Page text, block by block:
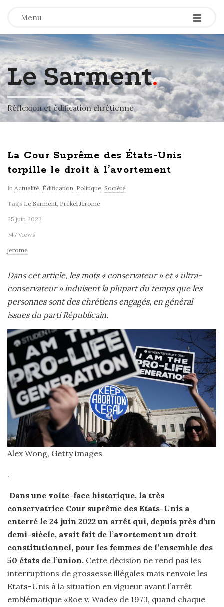
Menu -
-
-
Le Sarment.
Réflexion et édification chrétienne
La Cour Suprême des États-Unis
torpille le droit à l’avortement
In Actualité, Édification, Politique, Société
Tags Le Sarment, Prékel Jerome
25 juin 2022
747 Views
jerome
Dans cet article, les mots « conservateur » et « ultra-
conservateur » induisent la plupart du temps que les
personnes sont des chrétiens engagés, en général
issues du parti Républicain.
Alex Wong, Getty images
.
Dans une volte-face historique, la très
conservatrice Cour suprême des Etats-Unis a
enterré le 24 juin 2022 un arrêt qui, depuis près d’un
demi-siècle, avait fait de l’avortement un droit
constitutionnel, pour les femmes de l’ensemble des
50 états de l’union. Cette décision ne rend pas les
interruptions de grossesse illégales mais renvoie les
Etats-Unis à la situation en vigueur avant l’arrêt
emblématique «Roe v. Wade» de 1973, quand chaque